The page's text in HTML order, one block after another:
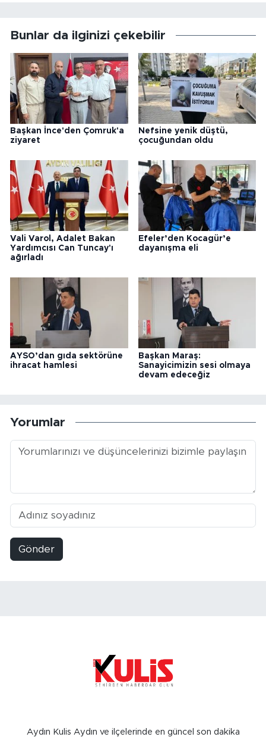
Bunlar da ilginizi çekebilir
Başkan İnce'den Çomruk'a
ziyaret
Nefsine yenik düştü,
çocuğundan oldu
Vali Varol, Adalet Bakan
Yardımcısı Can Tuncay'ı
ağırladı
Efeler’den Kocagür’e
dayanışma eli
AYSO’dan gıda sektörüne
ihracat hamlesi
Başkan Maraş:
Sanayicimizin sesi olmaya
devam edeceğiz
Yorumlar
Gönder
Aydın Kulis Aydın ve ilçelerinde en güncel son dakika